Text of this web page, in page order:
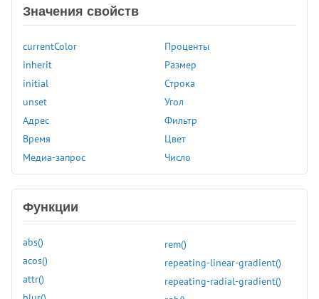
overflow-block
padding-block-end
padding-block-start
padding-bottom
padding-inline
padding-inline-end
padding-inline-start
padding-left
padding-right
padding-top
Значения свойств
currentColor
inherit
initial
unset
Адрес
Время
Медиа-запрос
Проценты
Размер
Строка
Угол
Фильтр
Цвет
Число
Функции
abs()
acos()
attr()
rem()
repeating-linear-gradient()
repeating-radial-gradient()